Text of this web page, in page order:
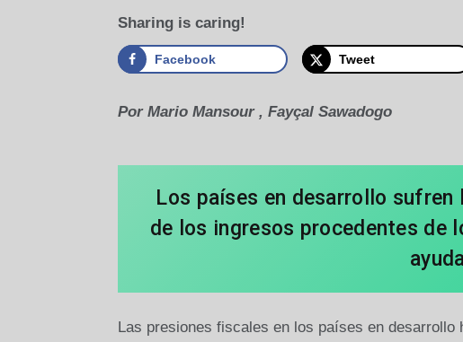
Sharing is caring!
Facebook Tweet
Por Mario Mansour , Fayçal Sawadogo
Los países en desarrollo
de los ingresos procedentes de
Las presiones fiscales en los países en